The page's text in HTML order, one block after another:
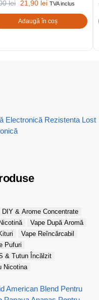
lei 21,90 lei TVA inclus
Adaugă în coș
Electronică Rezistenta Lost
DIY & Arome Concentrate
Vape După Aromă
Vape Reîncărcabil
Pufuri
& Tutun Încălzit
Nicotina
American Blend Pentru